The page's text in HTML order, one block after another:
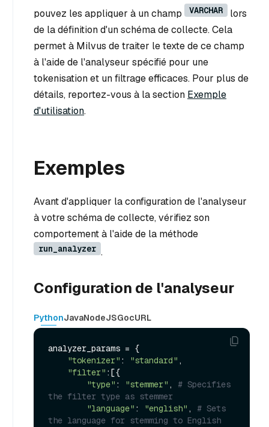
pouvez les appliquer à un champ
VARCHAR
lors
de la définition d'un schéma de collecte. Cela
permet à Milvus de traiter le texte de ce champ
à l'aide de l'analyseur spécifié pour une
tokenisation et un filtrage efficaces. Pour plus de
détails, reportez-vous à la section Exemple
d'utilisation.
Exemples
Avant d'appliquer la configuration de l'analyseur
à votre schéma de collecte, vérifiez son
comportement à l'aide de la méthode
run_analyzer .
Configuration de l'analyseur
PythonJavaNodeJSGocURL
analyzer_params = {
"tokenizer" : "standard" ,
"filter" :[{
"type" : "stemmer" , # Specifies
the filter type as stemmer
"language" : "english" , # Sets
the language for stemming to English